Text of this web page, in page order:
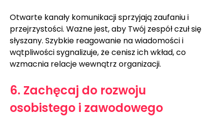
Otwarte kanały komunikacji sprzyjają zaufaniu i
przejrzystości. Ważne jest, aby Twój zespół czuł się
słyszany. Szybkie reagowanie na wiadomości i
wątpliwości sygnalizuje, że cenisz ich wkład, co
wzmacnia relacje wewnątrz organizacji.
6. Zachęcaj do rozwoju
osobistego i zawodowego